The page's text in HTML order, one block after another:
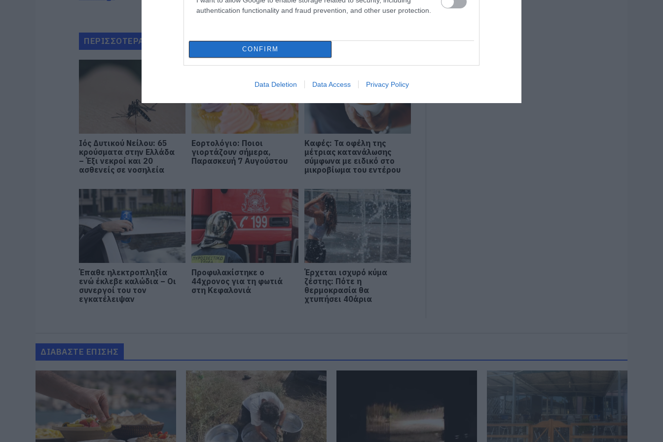
authentication functionality and fraud prevention, and other user protection.
CONFIRM
Data Deletion Data Access Privacy Policy
ΠΕΡΙΣΣΟΤΕΡΑ ΑΠΟ ΚΟΙΝΩΝΙΑ
Ιός Δυτικού Νείλου: 65
κρούσματα στην Ελλάδα
– Έξι νεκροί και 20
ασθενείς σε νοσηλεία
Εορτολόγιο: Ποιοι
γιορτάζουν σήμερα,
Παρασκευή 7 Αυγούστου
Καφές: Τα οφέλη της
μέτριας κατανάλωσης
σύμφωνα με ειδικό στο
μικροβίωμα του εντέρου
Έπαθε ηλεκτροπληξία
ενώ έκλεβε καλώδια – Οι
συνεργοί του τον
εγκατέλειψαν
Προφυλακίστηκε ο
44χρονος για τη φωτιά
στη Κεφαλονιά
Έρχεται ισχυρό κύμα
ζέστης: Πότε η
θερμοκρασία θα
χτυπήσει 40άρια
ΔΙΑΒΑΣΤΕ ΕΠΙΣΗΣ